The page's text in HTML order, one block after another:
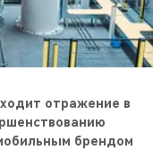
отражение в
брендом